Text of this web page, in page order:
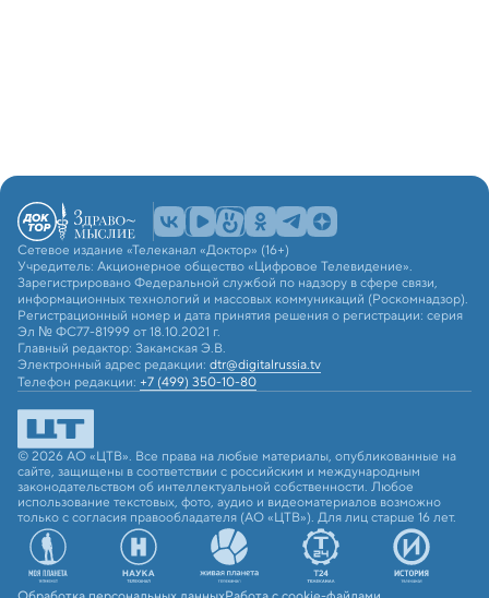
Сетевое издание «Телеканал «Доктор» (16+)
Учредитель: Акционерное общество «Цифровое Телевидение».
Зарегистрировано Федеральной службой по надзору в сфере связи,
информационных технологий и массовых коммуникаций (Роскомнадзор).
Регистрационный номер и дата принятия решения о регистрации: серия
Эл № ФС77-81999 от 18.10.2021 г.
Главный редактор: Закамская Э.В.
Электронный адрес редакции: dtr@digitalrussia.tv
Телефон редакции: +7 (499) 350-10-80
© 2026 АО «ЦТВ». Все права на любые материалы, опубликованные на
сайте, защищены в соответствии с российским и международным
законодательством об интеллектуальной собственности. Любое
использование текстовых, фото, аудио и видеоматериалов возможно
только с согласия правообладателя (АО «ЦТВ»). Для лиц старше 16 лет.